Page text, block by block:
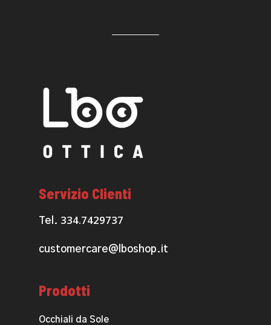
Servizio Clienti
Tel. 334.7429737
customercare@lboshop.it
Prodotti
Occhiali da Sole